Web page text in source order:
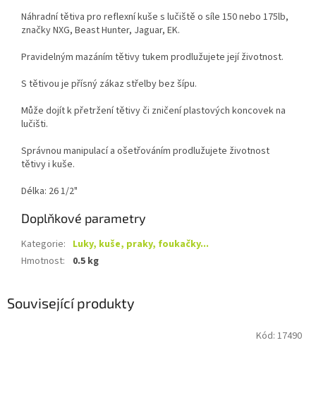
Náhradní tětiva pro reflexní kuše s lučiště o síle 150 nebo 175lb,
značky NXG, Beast Hunter, Jaguar, EK.
Pravidelným mazáním tětivy tukem prodlužujete její životnost.
S tětivou je přísný zákaz střelby bez šípu.
Může dojít k přetržení tětivy či zničení plastových koncovek na
lučišti.
Správnou manipulací a ošetřováním prodlužujete životnost
tětivy i kuše.
Délka: 26 1/2"
Doplňkové parametry
Kategorie: Luky, kuše, praky, foukačky...
Hmotnost: 0.5 kg
Související produkty
Kód: 17490